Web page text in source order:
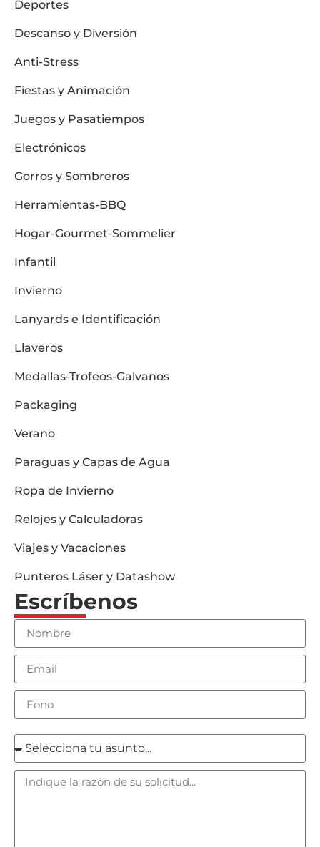
Deportes
Descanso y Diversión
Anti-Stress
Fiestas y Animación
Juegos y Pasatiempos
Electrónicos
Gorros y Sombreros
Herramientas-BBQ
Hogar-Gourmet-Sommelier
Infantil
Invierno
Lanyards e Identificación
Llaveros
Medallas-Trofeos-Galvanos
Packaging
Verano
Paraguas y Capas de Agua
Ropa de Invierno
Relojes y Calculadoras
Viajes y Vacaciones
Punteros Láser y Datashow
Escríbenos